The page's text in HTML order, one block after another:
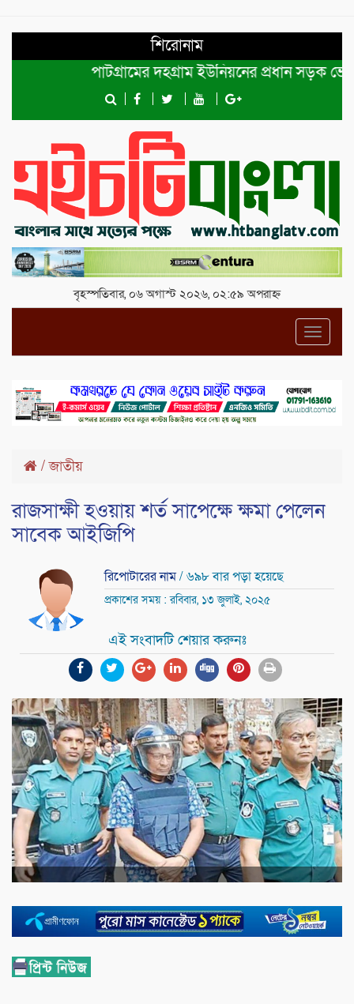
শিরোনাম
পাটগ্রামের দহগ্রাম ইউনিয়নের প্রধান সড়ক ভেঙ্গে
বৃহস্পতিবার, ০৬ অগাস্ট ২০২৬, ০২:৫৯ অপরাহ্ন
/জাতীয়
রাজসাক্ষী হওয়ায় শর্ত সাপেক্ষে ক্ষমা পেলেন
সাবেক আইজিপি
রিপোটারের নাম/ ৬৯৮ বার পড়া হয়েছে
প্রকাশের সময় : রবিবার, ১৩ জুলাই, ২০২৫
এই সংবাদটি শেয়ার করুনঃ